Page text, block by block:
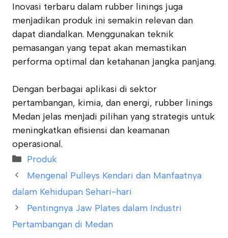
Inovasi terbaru dalam rubber linings juga
menjadikan produk ini semakin relevan dan
dapat diandalkan. Menggunakan teknik
pemasangan yang tepat akan memastikan
performa optimal dan ketahanan jangka panjang.
Dengan berbagai aplikasi di sektor
pertambangan, kimia, dan energi, rubber linings
Medan jelas menjadi pilihan yang strategis untuk
meningkatkan efisiensi dan keamanan
operasional.
Categories
Produk
Mengenal Pulleys Kendari dan Manfaatnya
dalam Kehidupan Sehari-hari
Pentingnya Jaw Plates dalam Industri
Pertambangan di Medan